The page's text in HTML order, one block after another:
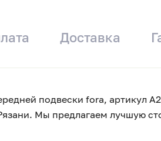
Доставка
подвески fora, артикул
Мы предлагаем лучшую